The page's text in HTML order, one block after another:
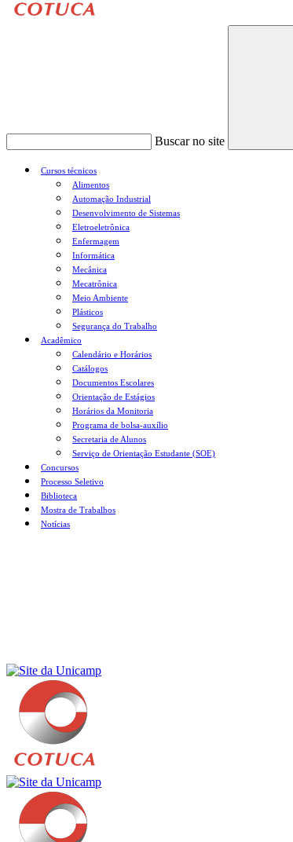
Buscar no site
Cursos técnicos
Alimentos
Automação Industrial
Desenvolvimento de Sistemas
Eletroeletrônica
Enfermagem
Informática
Mecânica
Mecatrônica
Meio Ambiente
Plásticos
Segurança do Trabalho
Acadêmico
Calendário e Horários
Catálogos
Documentos Escolares
Orientação de Estágios
Horários da Monitoria
Programa de bolsa-auxílio
Secretaria de Alunos
Serviço de Orientação Estudante (SOE)
Concursos
Processo Seletivo
Biblioteca
Mostra de Trabalhos
Notícias